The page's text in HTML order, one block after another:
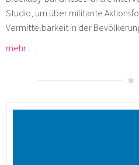
Studio, um über militante
Vermittelbarkeit in der
mehr …